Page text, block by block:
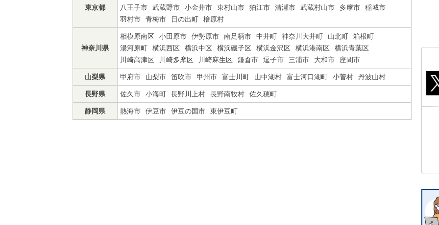
東京都
八王子市
武蔵野市 小金井市 東村山市 狛江市 清瀬市 武蔵村山市 多摩市
稲城市
羽村市
青梅市 日の出町 檜原村
神奈川県
相模原南区 小田原市 伊勢原市 南足柄市 中井町 神奈川大井町 山北町
箱根町
湯河原町
横浜西区 横浜中区 横浜磯子区 横浜金沢区 横浜港南区
横浜青葉区
川崎高津区
川崎多摩区 川崎麻生区 鎌倉市 逗子市 三浦市 大和市 座間市
山梨県 甲府市 山梨市 笛吹市 甲州市 富士川町 山中湖村 富士河口湖町 小菅村 丹波山村
長野県 佐久市 小海町 長野川上村 長野南牧村 佐久穂町
静岡県 熱海市 伊豆市 伊豆の国市 東伊豆町